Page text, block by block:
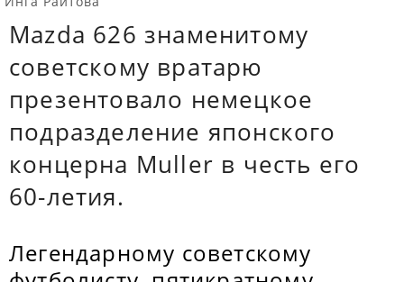
Mazda 626 знаменитому
советскому вратарю
презентовало немецкое
подразделение японского
концерна Muller в честь его
60-летия.
Легендарному советскому